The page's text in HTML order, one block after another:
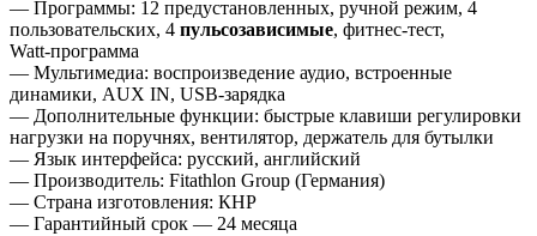
— Программы: 12 предустановленных, ручной режим, 4
пользовательских, 4 пульсозависимые, фитнес‑тест,
Watt‑программа
— Мультимедиа: воспроизведение аудио, встроенные
динамики, AUX IN, USB‑зарядка
— Дополнительные функции: быстрые клавиши регулировки
нагрузки на поручнях, вентилятор, держатель для бутылки
— Язык интерфейса: русский, английский
— Производитель: Fitathlon Group (Германия)
— Страна изготовления: КНР
— Гарантийный срок — 24 месяца